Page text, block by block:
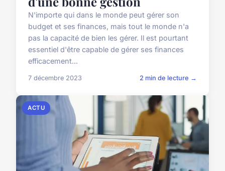
N'importe qui dans le monde peut gérer son
budget et ses finances, mais tout le monde n'a
pas la capacité de bien les gérer. Il est pourtant
essentiel d'être capable de gérer ses finances
efficacement...
7 décembre 2023 2 min de lecture →
ACTU